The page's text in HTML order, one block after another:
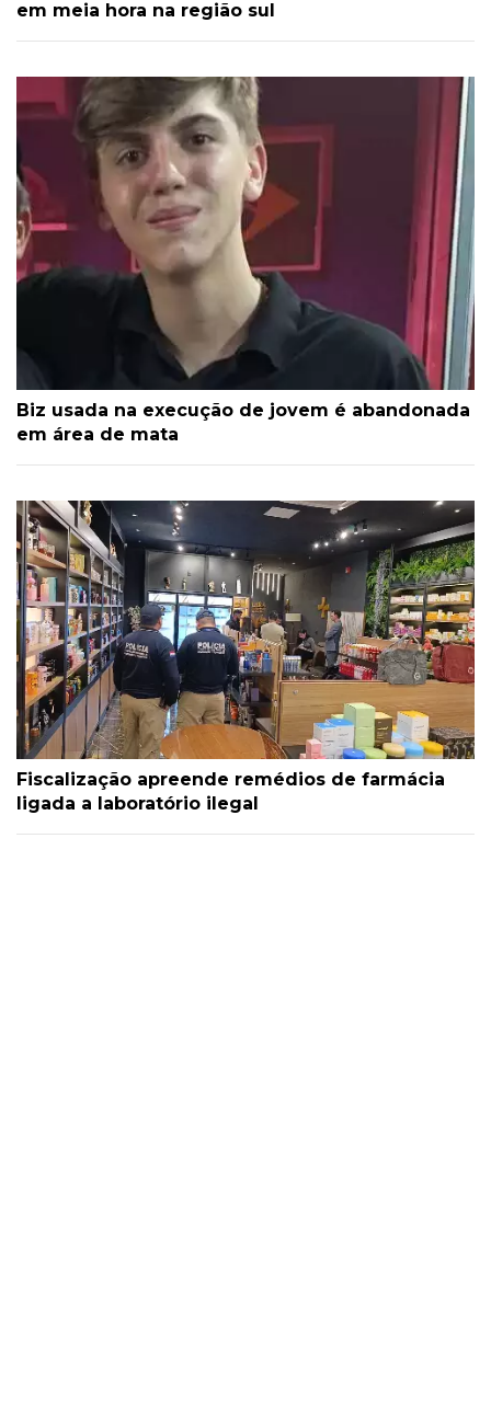
em meia hora na região sul
Biz usada na execução de jovem é abandonada
em área de mata
Fiscalização apreende remédios de farmácia
ligada a laboratório ilegal